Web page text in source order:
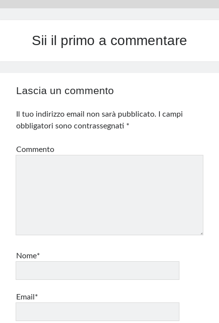
Sii il primo a commentare
Lascia un commento
Il tuo indirizzo email non sarà pubblicato.
I campi
obbligatori sono contrassegnati *
Commento
Nome*
Email*